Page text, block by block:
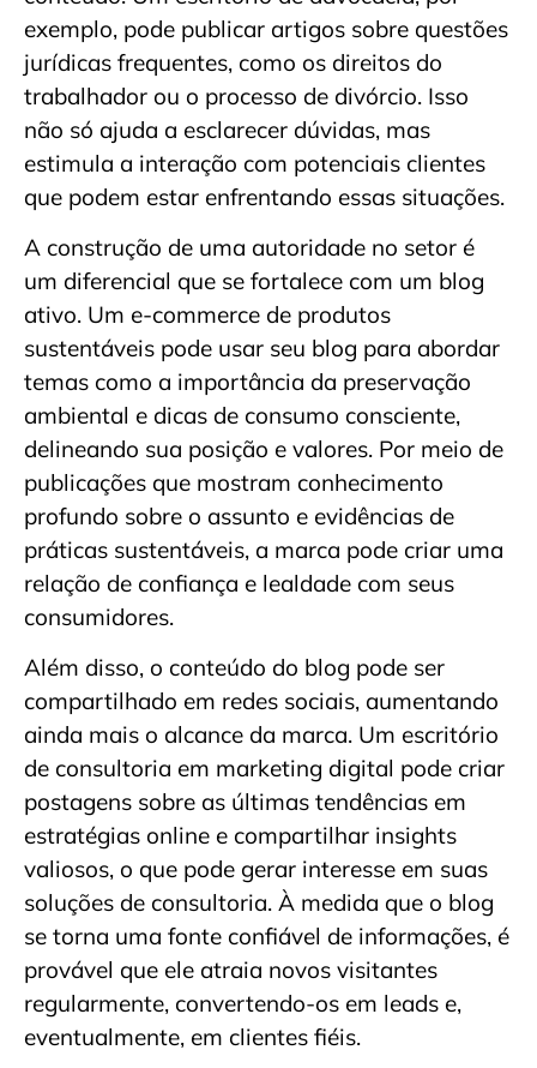
exemplo, pode publicar artigos sobre questões
jurídicas frequentes, como os direitos do
trabalhador ou o processo de divórcio. Isso
não só ajuda a esclarecer dúvidas, mas
estimula a interação com potenciais clientes
que podem estar enfrentando essas situações.
A construção de uma autoridade no setor é
um diferencial que se fortalece com um blog
ativo. Um e-commerce de produtos
sustentáveis pode usar seu blog para abordar
temas como a importância da preservação
ambiental e dicas de consumo consciente,
delineando sua posição e valores. Por meio de
publicações que mostram conhecimento
profundo sobre o assunto e evidências de
práticas sustentáveis, a marca pode criar uma
relação de confiança e lealdade com seus
consumidores.
Além disso, o conteúdo do blog pode ser
compartilhado em redes sociais, aumentando
ainda mais o alcance da marca. Um escritório
de consultoria em marketing digital pode criar
postagens sobre as últimas tendências em
estratégias online e compartilhar insights
valiosos, o que pode gerar interesse em suas
soluções de consultoria. À medida que o blog
se torna uma fonte confiável de informações, é
provável que ele atraia novos visitantes
regularmente, convertendo-os em leads e,
eventualmente, em clientes fiéis.